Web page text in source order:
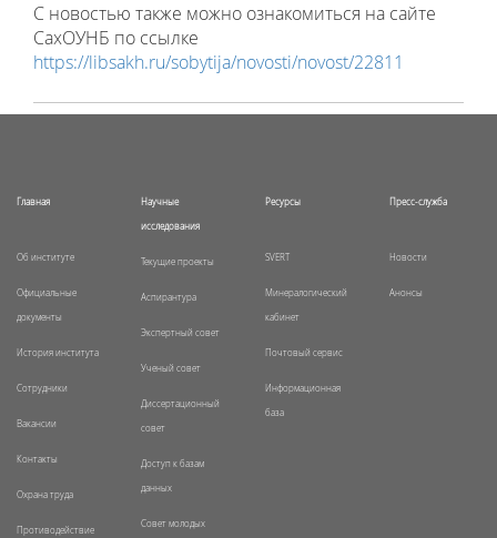
С новостью также можно ознакомиться на сайте
СахОУНБ по ссылке
https://libsakh.ru/sobytija/novosti/novost/22811
Главная
Об институте
Официальные
документы
История института
Сотрудники
Вакансии
Контакты
Охрана труда
Противодействие
Научные
исследования
Текущие проекты
Аспирантура
Экспертный совет
Ученый совет
Диссертационный
совет
Доступ к базам
данных
Совет молодых
Ресурсы
SVERT
Минералогический
кабинет
Почтовый сервис
Информационная
база
Пресс-служба
Новости
Анонсы